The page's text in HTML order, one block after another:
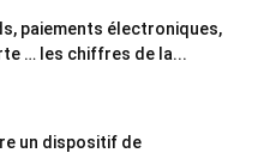
paiements électroniques,
… les chiffres de la...
un dispositif de